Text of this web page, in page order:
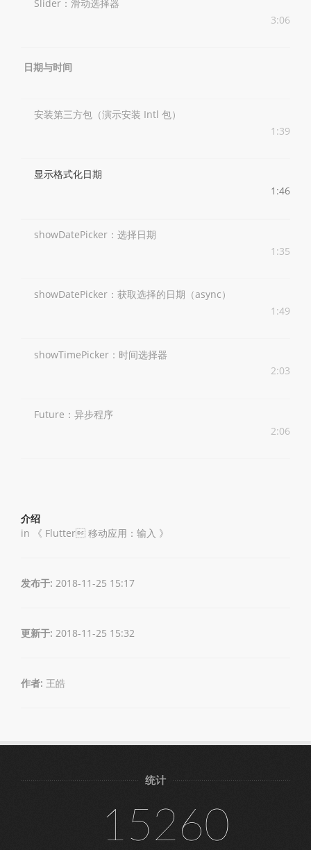
Slider：滑动选择器
3:06
日期与时间
安装第三方包（演示安装 Intl 包）
1:39
显示格式化日期
1:46
showDatePicker：选择日期
1:35
showDatePicker：获取选择的日期（async）
1:49
showTimePicker：时间选择器
2:03
Future：异步程序
2:06
介绍
in 《 Flutter 移动应用：输入 》
发布于: 2018-11-25 15:17
更新于: 2018-11-25 15:32
作者: 王皓
统计
15260